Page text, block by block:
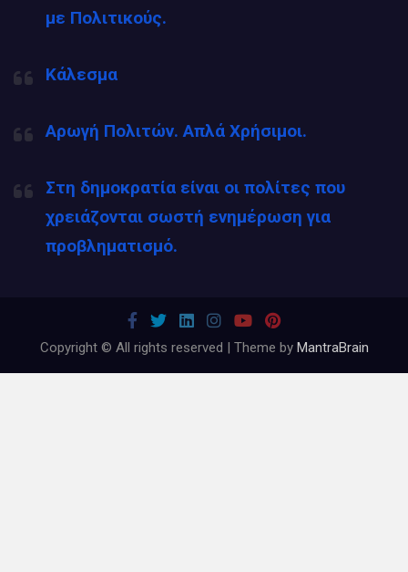
με Πολιτικούς.
Κάλεσμα
Αρωγή Πολιτών. Απλά Χρήσιμοι.
Στη δημοκρατία είναι οι πολίτες που
χρειάζονται σωστή ενημέρωση για
προβληματισμό.
Copyright © All rights reserved | Theme by MantraBrain